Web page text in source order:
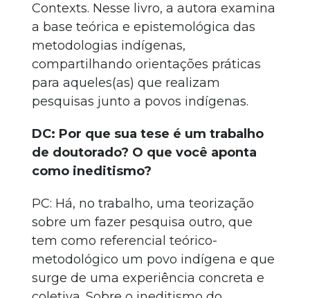
Contexts. Nesse livro, a autora examina
a base teórica e epistemológica das
metodologias indígenas,
compartilhando orientações práticas
para aqueles(as) que realizam
pesquisas junto a povos indígenas.
DC: Por que sua tese é um trabalho
de doutorado? O que você aponta
como ineditismo?
PC: Há, no trabalho, uma teorização
sobre um fazer pesquisa outro, que
tem como referencial teórico-
metodológico um povo indígena e que
surge de uma experiência concreta e